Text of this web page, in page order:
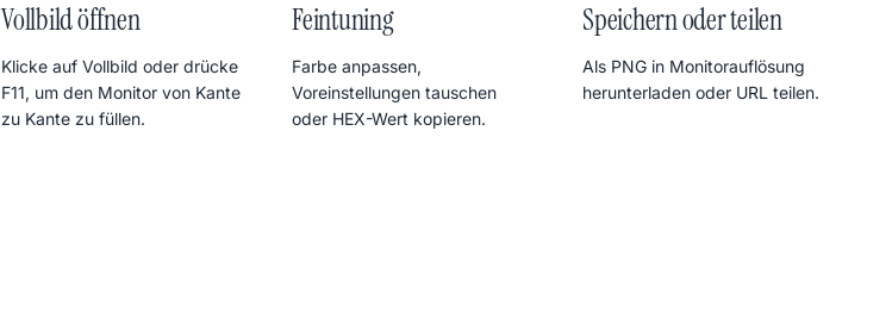
Vollbild öffnen
Klicke auf Vollbild oder drücke
F11, um den Monitor von Kante
zu Kante zu füllen.
Feintuning
Farbe anpassen,
Voreinstellungen tauschen
oder HEX-Wert kopieren.
Speichern oder teilen
Als PNG in Monitorauflösung
herunterladen oder URL teilen.